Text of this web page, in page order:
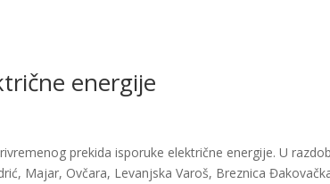
energije
prekida isporuke električne energije. U
Majar, Ovčara, Levanjska Varoš, Breznica